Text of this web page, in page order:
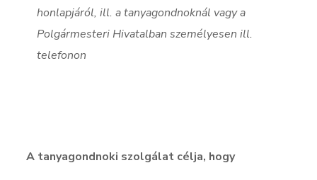
honlapjáról, ill. a tanyagondnoknál vagy a
Polgármesteri Hivatalban személyesen ill.
telefonon
A tanyagondnoki szolgálat célja, hogy